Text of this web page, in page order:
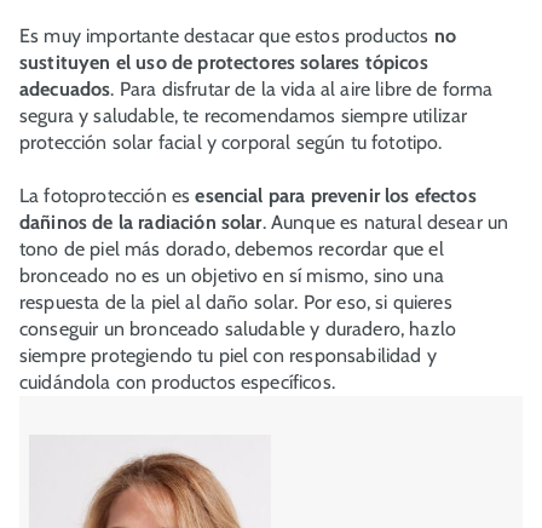
Es muy importante destacar que estos productos no
sustituyen el uso de protectores solares tópicos
adecuados. Para disfrutar de la vida al aire libre de forma
segura y saludable, te recomendamos siempre utilizar
protección solar facial y corporal según tu fototipo.
La fotoprotección esesencial para prevenir los efectos
dañinos de la radiación solar. Aunque es natural desear un
tono de piel más dorado, debemos recordar que el
bronceado no es un objetivo en sí mismo, sino una
respuesta de la piel al daño solar. Por eso, si quieres
conseguir un bronceado saludable y duradero, hazlo
siempre protegiendo tu piel con responsabilidad y
cuidándola con productos específicos.